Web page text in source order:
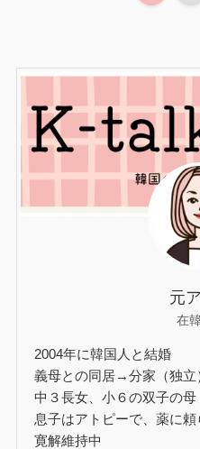
元
在
2004年に韓国人と結婚
義母との同居→分家（独立
中３長女、小６の双子の母
息子はアトピーで、薬に
寛解維持中